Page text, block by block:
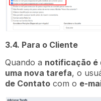
3.4. Para o Cliente
Quando a notificação é
uma nova tarefa, o
de Contato com o e-